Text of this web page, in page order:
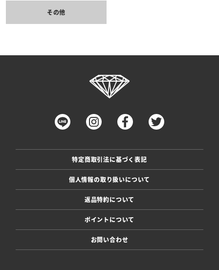
その他
特定商取引法に基づく表記
個人情報の取り扱いについて
返品特約について
ポイントについて
お問い合わせ